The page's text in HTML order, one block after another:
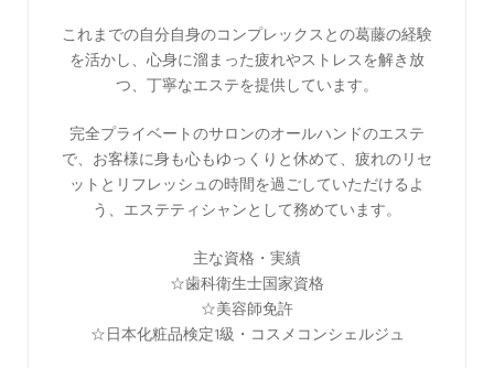
これまでの自分自身のコンプレックスとの葛藤の経験
を活かし、心身に溜まった疲れやストレスを解き放
つ、丁寧なエステを提供しています。
完全プライベートのサロンのオールハンドのエステ
で、お客様に身も心もゆっくりと休めて、疲れのリセ
ットとリフレッシュの時間を過ごしていただけるよ
う、エステティシャンとして務めています。
主な資格・実績
☆歯科衛生士国家資格
☆美容師免許
☆日本化粧品検定1級・コスメコンシェルジュ